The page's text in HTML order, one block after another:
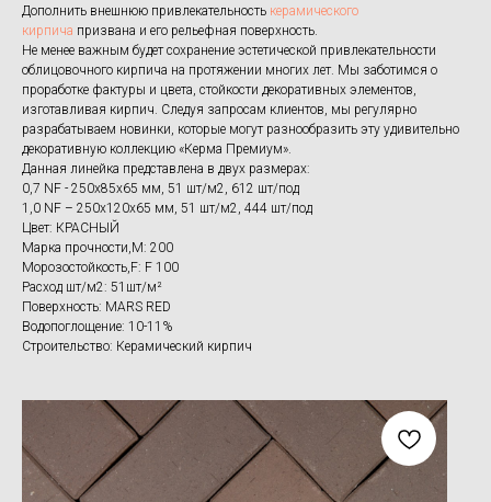
Дополнить внешнюю привлекательность керамического
кирпича призвана и его рельефная поверхность.
Не менее важным будет сохранение эстетической привлекательности
облицовочного кирпича на протяжении многих лет. Мы заботимся о
проработке фактуры и цвета, стойкости декоративных элементов,
изготавливая кирпич. Следуя запросам клиентов, мы регулярно
разрабатываем новинки, которые могут разнообразить эту удивительно
декоративную коллекцию «Керма Премиум».
Данная линейка представлена в двух размерах:
0,7 NF - 250х85х65 мм, 51 шт/м2, 612 шт/под
1,0 NF – 250х120х65 мм, 51 шт/м2, 444 шт/под
Цвет: КРАСНЫЙ
Марка прочности,M: 200
Морозостойкость,F: F 100
Расход шт/м2: 51шт/м²
Поверхность: MARS RED
Водопоглощение: 10-11%
Строительство: Керамический кирпич